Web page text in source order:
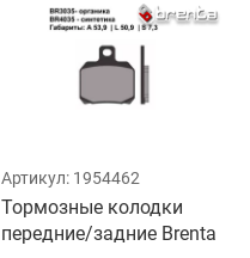
Артикул: 1954462
Тормозные колодки
передние/задние Brenta